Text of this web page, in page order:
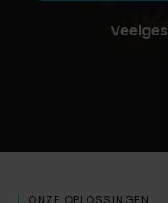
ONZE OPLOSSINGEN